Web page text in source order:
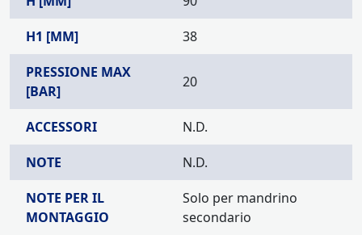
H1 [MM]
38
PRESSIONE MAX
[BAR]
20
ACCESSORI
N.D.
NOTE
N.D.
NOTE PER IL
MONTAGGIO
Solo per mandrino
secondario